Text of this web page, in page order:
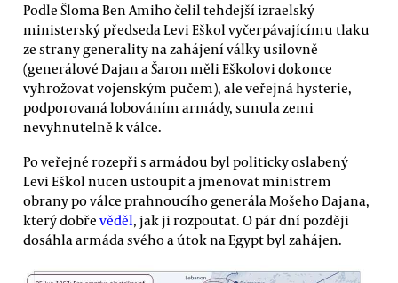
Podle Šloma Ben Amiho čelil tehdejší izraelský
ministerský předseda Levi Eškol vyčerpávajícímu tlaku
ze strany generality na zahájení války usilovně
(generálové Dajan a Šaron měli Eškolovi dokonce
vyhrožovat vojenským pučem), ale veřejná hysterie,
podporovaná lobováním armády, sunula zemi
nevyhnutelně k válce.
Po veřejné rozepři s armádou byl politicky oslabený
Levi Eškol nucen ustoupit a jmenovat ministrem
obrany po válce prahnoucího generála Mošeho Dajana,
který dobře věděl, jak ji rozpoutat. O pár dní později
dosáhla armáda svého a útok na Egypt byl zahájen.